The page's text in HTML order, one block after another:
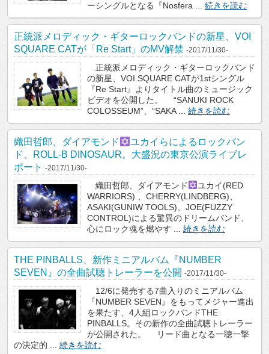
ーシングルとなる『Nosfera ... 続きを読む
正統派メロディック・ギターロックバンドの新星、VOI
SQUARE CATが「Re Start」のMV解禁 -2017/11/30-
正統派メロディック・ギターロックバンド
の新星、VOI SQUARE CATが1stシングル
『Re Start』よりタイトル曲のミュージック
ビデオを公開した。 “SANUKI ROCK
COLOSSEUM”、“SAKA ... 続きを読む
織田哲郎、ダイアモンド
ユカイらによるロックバン
ド、ROLL-B DINOSAUR。大盛況の東京公演ライブレ
ポート -2017/11/30-
織田哲郎、ダイアモンド
ユカイ(RED
WARRIORS) 、CHERRY(LINDBERG)、
ASAKI(GUNIW TOOLS)、JOE(FUZZY
CONTROL)による驚異のドリームバンド、
心にロック魂を燃やす ... 続きを読む
THE PINBALLS、新作ミニアルバム『NUMBER
SEVEN』の全曲試聴トレーラーを公開 -2017/11/30-
12/6に発売する7曲入りのミニアルバム
『NUMBER SEVEN』をもってメジャー進出
を果たす、4人組ロックバンドTHE
PINBALLS。その新作の全曲試聴トレーラー
が公開された。 リード曲となる一聴一撃
の決定的 ... 続きを読む